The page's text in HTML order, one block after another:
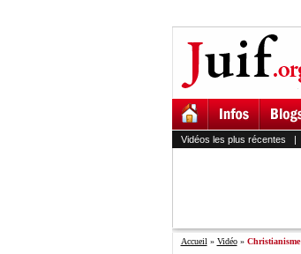
Vidéos les plus récentes |
Accueil » Vidéo» Christianisme